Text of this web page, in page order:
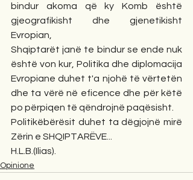
bindur akoma që ky Komb është
gjeografikisht dhe gjenetikisht
Evropian,
Shqiptarët janë te bindur se ende nuk
është von kur, Politika dhe diplomacija
Evropiane duhet t'a njohë të vërtetën
dhe ta vërë në eficence dhe për këtë
po përpiqen të qëndrojnë paqësisht.
Politikëbërësit duhet ta dëgjojnë mirë
Zërin e SHQIPTARËVE...
H.L.B.(Ilias).
Opinione